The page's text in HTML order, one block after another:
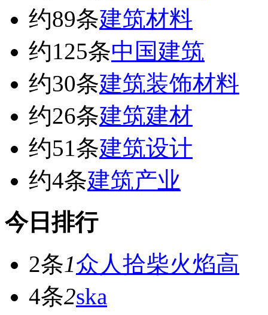
约89条建筑材料
约125条中国建筑
约30条建筑装饰材料
约26条建筑建材
约51条建筑设计
约4条建筑产业
今日排行
2条1众人拾柴火焰高
4条2ska